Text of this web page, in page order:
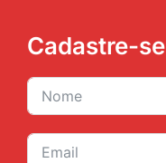
Cadastre-se